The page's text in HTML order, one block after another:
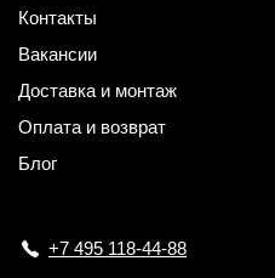
Контакты
Вакансии
Доставка и монтаж
Оплата и возврат
Блог
+7 495 118-44-88